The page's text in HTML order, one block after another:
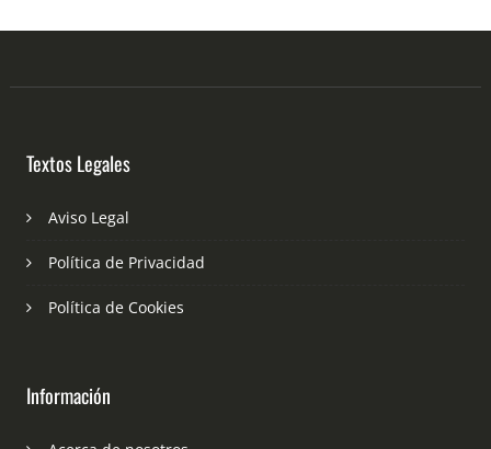
Textos Legales
Aviso Legal
Política de Privacidad
Política de Cookies
Información